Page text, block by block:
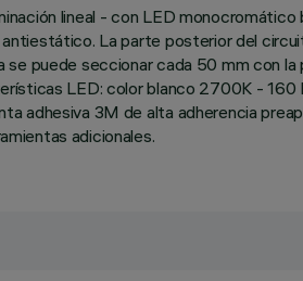
lineal - con LED
La parte posterior del
se puede seccionar cada 50 mm con
LED: color blanco 2700K -
adhesiva 3M de alta adherencia
adicionales.